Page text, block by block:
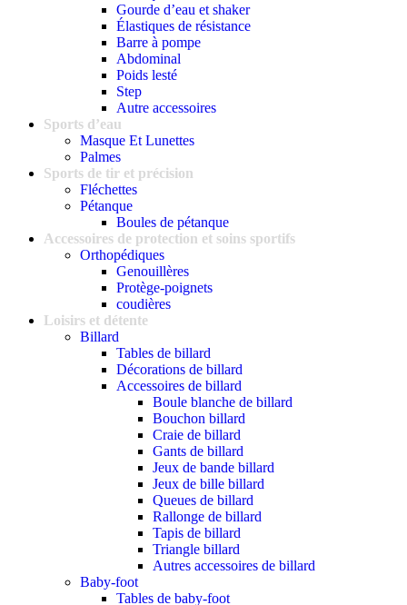
Gourde d’eau et shaker
Élastiques de résistance
Barre à pompe
Abdominal
Poids lesté
Step
Autre accessoires
Sports d’eau
Masque Et Lunettes
Palmes
Sports de tir et précision
Fléchettes
Pétanque
Boules de pétanque
Accessoires de protection et soins sportifs
Orthopédiques
Genouillères
Protège-poignets
coudières
Loisirs et détente
Billard
Tables de billard
Décorations de billard
Accessoires de billard
Boule blanche de billard
Bouchon billard
Craie de billard
Gants de billard
Jeux de bande billard
Jeux de bille billard
Queues de billard
Rallonge de billard
Tapis de billard
Triangle billard
Autres accessoires de billard
Baby-foot
Tables de baby-foot